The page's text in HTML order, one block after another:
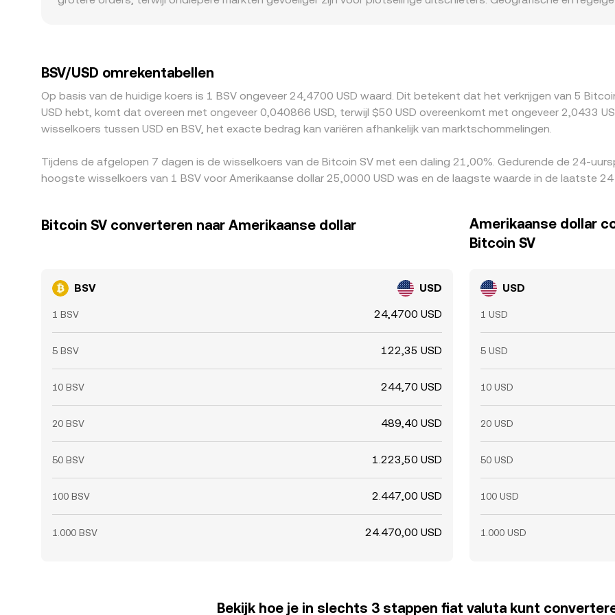
opnamelimieten, netwerkvertragingen, fee‑structuren en regelgeving voorkomen dat verschillen volledig en
BSV/USD omrekentabellen
Op basis van de huidige koers is 1 BSV ongeveer 24,4700 USD waard. Dit betekent dat het verkrijgen van 5
USD hebt, komt dat overeen met ongeveer 0,040866 USD, terwijl $50 USD overeenkomt met ongeveer 2,0433
wisselkoers tussen USD en BSV, het exacte bedrag kan variëren afhankelijk van marktschommelingen.
Tijdens de afgelopen 7 dagen is de wisselkoers van de Bitcoin SV met een daling 21,00%. Gedurende de 24-
hoogste wisselkoers van 1 BSV voor Amerikaanse dollar 25,0000 USD was en de laagste waarde in de laatste 24
Bitcoin SV converteren naar Amerikaanse dollar
BSV USD
1 BSV 24,4700 USD
5 BSV 122,35 USD
10 BSV 244,70 USD
20 BSV 489,40 USD
50 BSV 1.223,50 USD
100 BSV 2.447,00 USD
1.000 BSV 24.470,00 USD
Amerikaanse dollar
Bitcoin SV
USD
1 USD
5 USD
10 USD
20 USD
50 USD
100 USD
1.000 USD
Bekijk hoe je in slechts 3 stappen fiat valuta kunt